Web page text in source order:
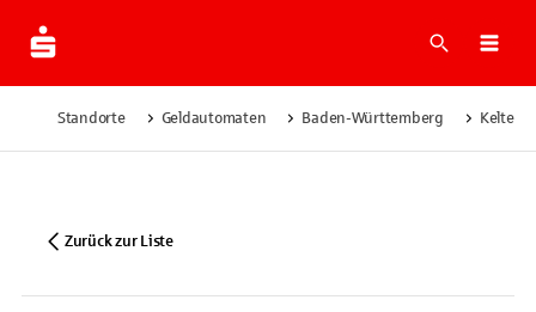
Suche
Standorte Geldautomaten Baden-Württemberg Keltern
Zurück zur Liste